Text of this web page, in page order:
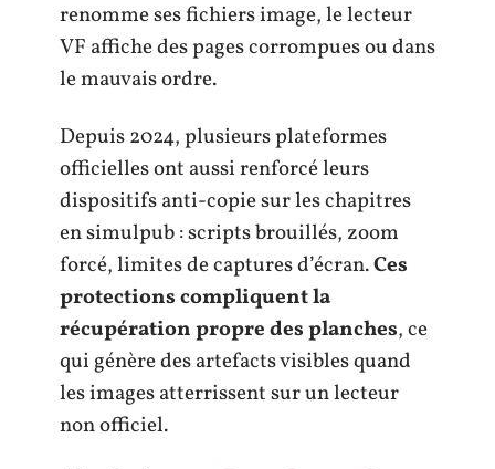
renomme ses fichiers image, le lecteur
VF affiche des pages corrompues ou dans
le mauvais ordre.
Depuis 2024, plusieurs plateformes
officielles ont aussi renforcé leurs
dispositifs anti-copie sur les chapitres
en simulpub : scripts brouillés, zoom
forcé, limites de captures d’écran.Ces
protections compliquent la
récupération propre des planches, ce
qui génère des artefacts visibles quand
les images atterrissent sur un lecteur
non officiel.